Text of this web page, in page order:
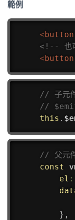
範例
<
<!-- 也
<
// 子元
// $emit
this .
// 父元
const
el :
} ,